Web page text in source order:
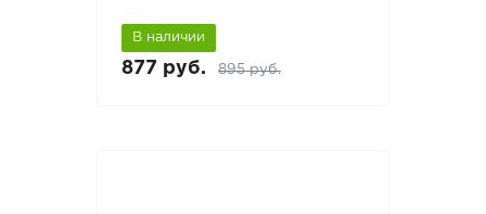
В наличии
877 руб. 895 руб.